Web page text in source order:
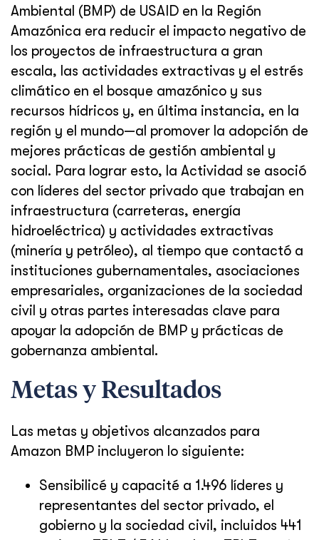
Ambiental (BMP) de USAID en la Región
Amazónica era reducir el impacto negativo de
los proyectos de infraestructura a gran
escala, las actividades extractivas y el estrés
climático en el bosque amazónico y sus
recursos hídricos y, en última instancia, en la
región y el mundo—al promover la adopción de
mejores prácticas de gestión ambiental y
social. Para lograr esto, la Actividad se asoció
con líderes del sector privado que trabajan en
infraestructura (carreteras, energía
hidroeléctrica) y actividades extractivas
(minería y petróleo), al tiempo que contactó a
instituciones gubernamentales, asociaciones
empresariales, organizaciones de la sociedad
civil y otras partes interesadas clave para
apoyar la adopción de BMP y prácticas de
gobernanza ambiental.
Metas y Resultados
Las metas y objetivos alcanzados para
Amazon BMP incluyeron lo siguiente:
Sensibilicé y capacité a 1.496 líderes y
representantes del sector privado, el
gobierno y la sociedad civil, incluidos 441